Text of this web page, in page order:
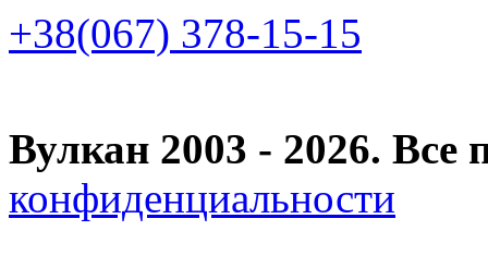
+38(067) 378-15-15
Вулкан 2003 - 2026.
конфиденциальности